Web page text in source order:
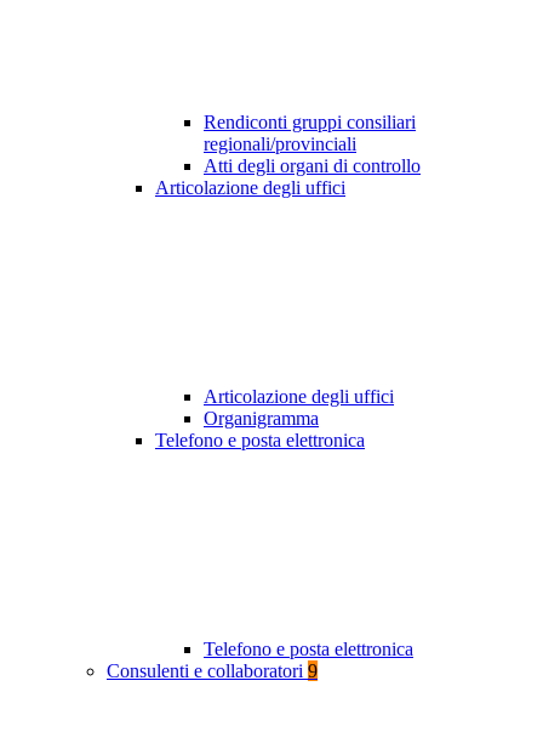
Rendiconti gruppi consiliari
regionali/provinciali
Atti degli organi di controllo
Articolazione degli uffici
Articolazione degli uffici
Organigramma
Telefono e posta elettronica
Telefono e posta elettronica
Consulenti e collaboratori 9